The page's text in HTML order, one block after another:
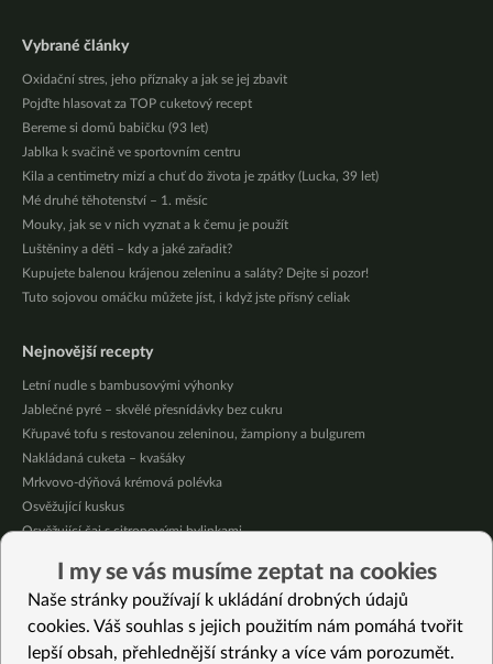
Vybrané články
Oxidační stres, jeho příznaky a jak se jej zbavit
Pojďte hlasovat za TOP cuketový recept
Bereme si domů babičku (93 let)
Jablka k svačině ve sportovním centru
Kila a centimetry mizí a chuť do života je zpátky (Lucka, 39 let)
Mé druhé těhotenství – 1. měsíc
Mouky, jak se v nich vyznat a k čemu je použít
Luštěniny a děti – kdy a jaké zařadit?
Kupujete balenou krájenou zeleninu a saláty? Dejte si pozor!
Tuto sojovou omáčku můžete jíst, i když jste přísný celiak
Nejnovější recepty
Letní nudle s bambusovými výhonky
Jablečné pyré – skvělé přesnídávky bez cukru
Křupavé tofu s restovanou zeleninou, žampiony a bulgurem
Nakládaná cuketa – kvašáky
Mrkvovo-dýňová krémová polévka
Osvěžující kuskus
Osvěžující čaj s citronovými bylinkami
Čokoládové muffiny s mangovým krémem
Meruňky a jablka v citrónovém želé
Vybrané recepty
I my se vás musíme zeptat na cookies
Naše stránky používají k ukládání drobných údajů
cookies. Váš souhlas s jejich použitím nám pomáhá tvořit
lepší obsah, přehlednější stránky a více vám porozumět.